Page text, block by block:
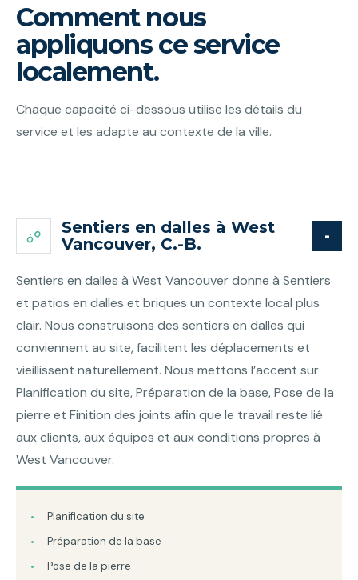
Comment nous
appliquons ce service
localement.
Chaque capacité ci-dessous utilise les détails du
service et les adapte au contexte de la ville.
Sentiers en dalles à West
Vancouver, C.-B.
Sentiers en dalles à West Vancouver donne à Sentiers
et patios en dalles et briques un contexte local plus
clair. Nous construisons des sentiers en dalles qui
conviennent au site, facilitent les déplacements et
vieillissent naturellement. Nous mettons l’accent sur
Planification du site, Préparation de la base, Pose de la
pierre et Finition des joints afin que le travail reste lié
aux clients, aux équipes et aux conditions propres à
West Vancouver.
Planification du site
Préparation de la base
Pose de la pierre